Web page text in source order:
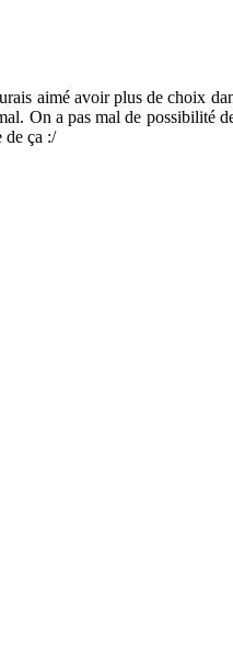
aimé avoir plus de choix
On a pas mal de possibilité
de ça :/